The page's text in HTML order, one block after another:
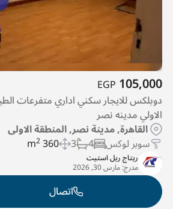
105,000
EGP
دوبلكس للايجار سكني اداري متفرعات
الاولي مدينه نصر
القاهرة, مدينة نصر, المنطقة الاولى
سوبر لوكس 4
3
360 m
2
ريتاج ريل استيت
مدرج:مارس 30, 2026
اتصال